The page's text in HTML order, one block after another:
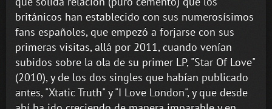
británicos han establecido con sus numerosísimos
fans españoles, que empezó a forjarse con sus
primeras visitas, allá por 2011, cuando venían
subidos sobre la ola de su primer LP, "Star Of Love"
(2010), y de los dos singles que habían publicado
antes, "Xtatic Truth" y "I Love London", y que desde